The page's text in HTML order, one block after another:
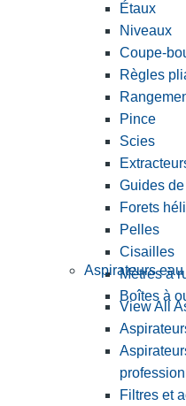
Étaux
Niveaux
Coupe-
Règles
Pince
Scies
Guides
Forets
Pelles
Cisailles
Mètres à
Boîtes à
Aspirateurs
View All
Filtres et